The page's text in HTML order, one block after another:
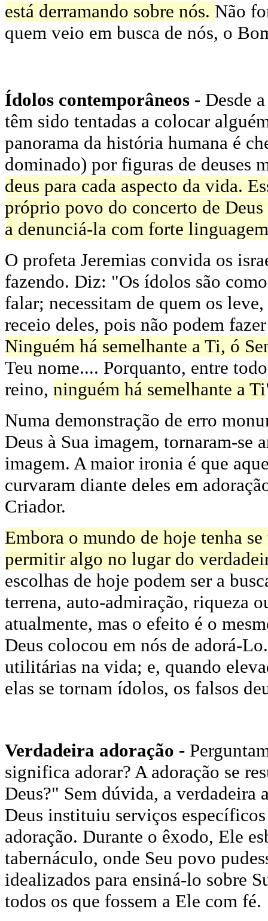
está derramando sobre nós. Não
quem veio em busca de nós, o
Ídolos contemporâneos - Desde
têm sido tentadas a colocar
panorama da história humana é
dominado) por figuras de deuses
deus para cada aspecto da vida.
próprio povo do concerto de
a denunciá-la com forte
O profeta Jeremias convida os
fazendo. Diz: "Os ídolos são
falar; necessitam de quem os
receio deles, pois não podem
Ninguém há semelhante a Ti, ó
Teu nome.... Porquanto, entre
reino, ninguém há semelhante a Ti
Numa demonstração de erro
Deus à Sua imagem, tornaram-se
imagem. A maior ironia é que
curvaram diante deles em
Criador.
Embora o mundo de hoje tenha
permitir algo no lugar do
escolhas de hoje podem ser a
terrena, auto-admiração, riqueza
atualmente, mas o efeito é o
Deus colocou em nós de adorá-
utilitárias na vida; e, quando
elas se tornam ídolos, os falsos
Verdadeira adoração -
significa adorar? A adoração se
Deus?" Sem dúvida, a verdadeira
Deus instituiu serviços
adoração. Durante o êxodo, Ele
tabernáculo, onde Seu povo
idealizados para ensiná-lo sobre
todos os que fossem a Ele com fé.